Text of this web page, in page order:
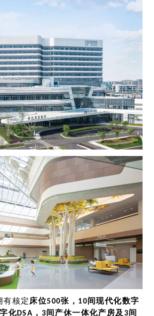
有核定床位500张，10间现代化数字
化DSA，3间产休一体化产房及3间